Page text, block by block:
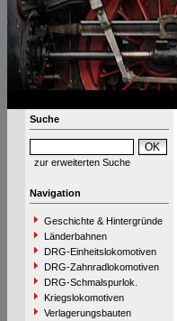
Suche
zur erweiterten Suche
Navigation
Geschichte & Hintergründe
Länderbahnen
DRG-Einheitslokomotiven
DRG-Zahnradlokomotiven
DRG-Schmalspurlok.
Kriegslokomotiven
Verlagerungsbauten